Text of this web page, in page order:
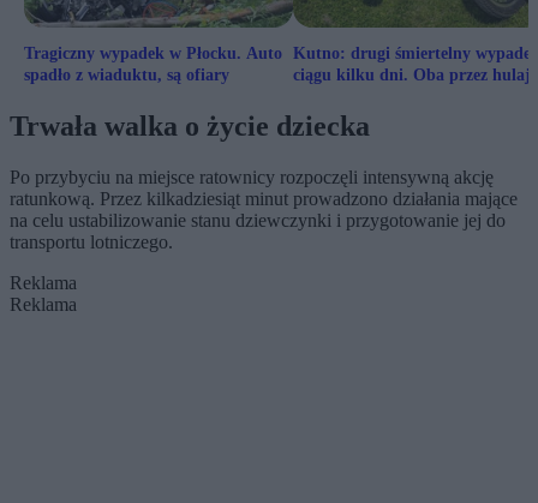
Tragiczny wypadek w Płocku. Auto
spadło z wiaduktu, są ofiary
Kutno: drugi śmiertelny
ciągu kilku dni. Oba przez
Trwała walka o życie dziecka
Po przybyciu na miejsce ratownicy rozpoczęli intensywną akcję
ratunkową. Przez kilkadziesiąt minut prowadzono działania mające
na celu ustabilizowanie stanu dziewczynki i przygotowanie jej do
transportu lotniczego.
Reklama
Reklama